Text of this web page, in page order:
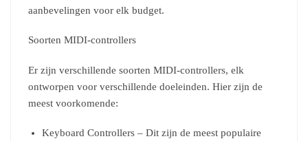
aanbevelingen voor elk budget.
Soorten MIDI-controllers
Er zijn verschillende soorten MIDI-controllers, elk
ontworpen voor verschillende doeleinden. Hier zijn de
meest voorkomende:
Keyboard Controllers – Dit zijn de meest populaire